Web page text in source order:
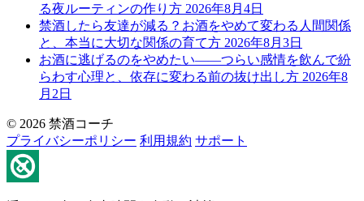
る夜ルーティンの作り方 2026年8月4日
禁酒したら友達が減る？お酒をやめて変わる人間関係
と、本当に大切な関係の育て方 2026年8月3日
お酒に逃げるのをやめたい——つらい感情を飲んで紛
らわす心理と、依存に変わる前の抜け出し方 2026年8
月2日
© 2026 禁酒コーチ
プライバシーポリシー 利用規約 サポート